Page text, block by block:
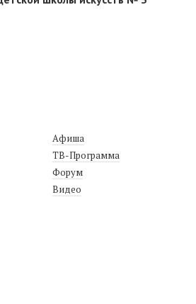
Афиша
ТВ-Программа
Форум
Видео